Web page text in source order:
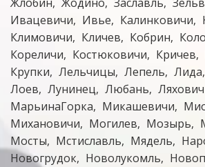
Ивацевичи
Ивье Калинковичи
Климовичи
Кличев Кобрин
Кореличи
Костюковичи Кричев
Крупки
Лельчицы Лепель Лида
Лоев
Лунинец Любань
МарьинаГорка
Микашевичи
Михановичи
Могилев Мозырь
Мосты
Мстиславль Мядель
Новогрудок
Новолукомль